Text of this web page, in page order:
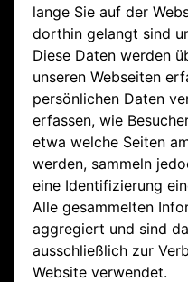
lange Sie auf der
dorthin gelangt sind
Diese Daten werden
unseren Webseiten
persönlichen Daten
erfassen, wie
etwa welche Seiten
werden, sammeln
eine Identifizierung
Alle gesammelten
aggregiert und sind
ausschließlich zur
Website verwendet.